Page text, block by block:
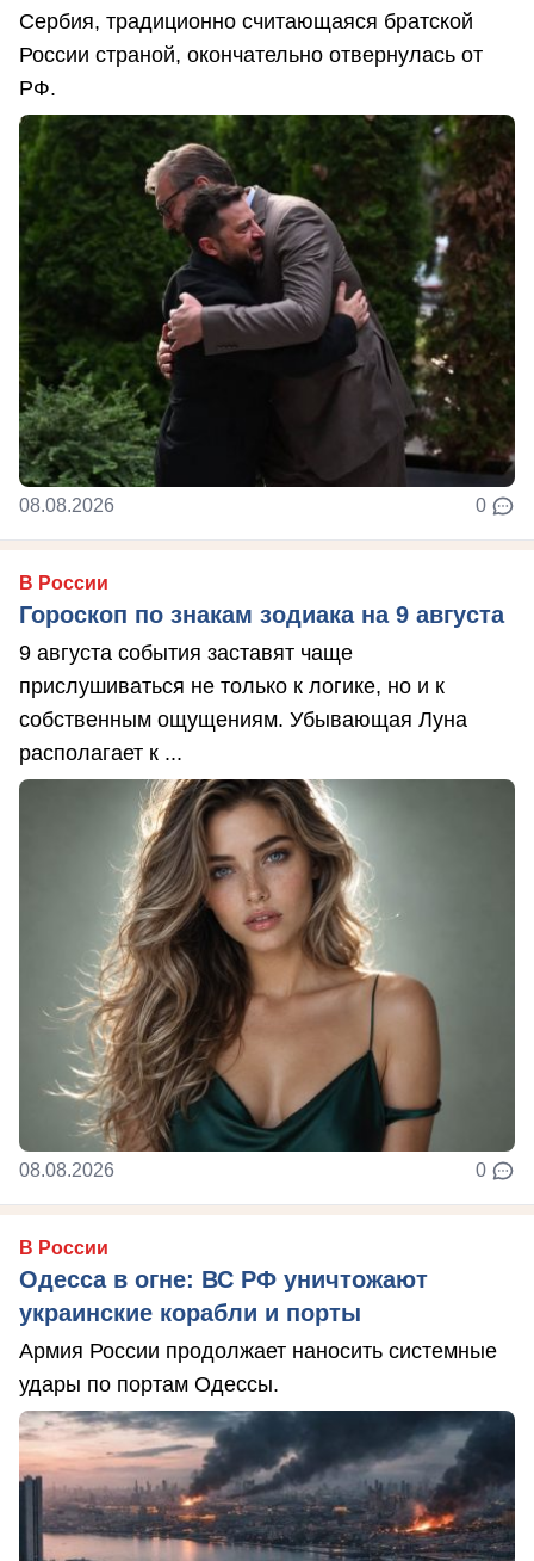
Сербия, традиционно считающаяся братской
России страной, окончательно отвернулась от
РФ.
08.08.2026 0
В России
Гороскоп по знакам зодиака на 9 августа
9 августа события заставят чаще
прислушиваться не только к логике, но и к
собственным ощущениям. Убывающая Луна
располагает к ...
08.08.2026 0
В России
Одесса в огне: ВС РФ уничтожают
украинские корабли и порты
Армия России продолжает наносить системные
удары по портам Одессы.